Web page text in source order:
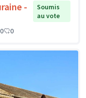
-
Soumis
au vote
0 0